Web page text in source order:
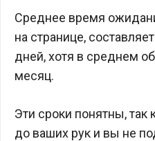
Среднее время
на странице,
дней, хотя в среднем
месяц.
Эти сроки понятны, так
до ваших рук и вы не